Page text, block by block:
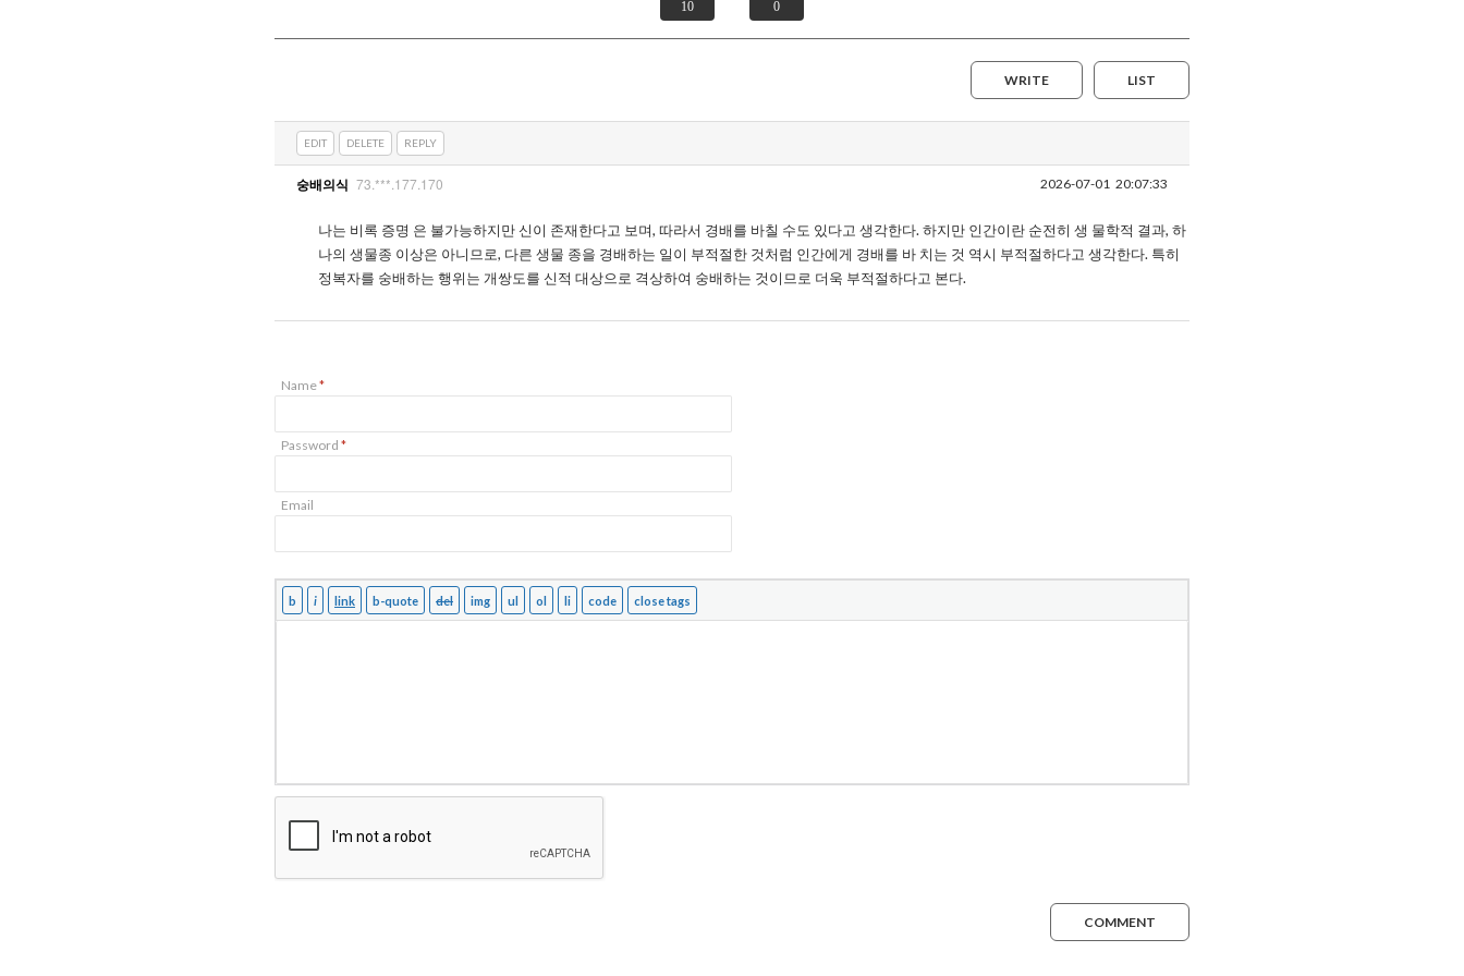
10 0
LIST
WRITE
EDIT DELETE REPLY
숭배의식 73.***.177.170 2026-07-01 20:07:33
나는 비록 증명 은 불가능하지만 신이 존재한다고 보며, 따라서 경배를 바칠 수도 있다고 생각한다. 하지만 인간이란 순전히 생 물학적 결과, 하
나의 생물종 이상은 아니므로, 다른 생물 종을 경배하는 일이 부적절한 것처럼 인간에게 경배를 바 치는 것 역시 부적절하다고 생각한다. 특히
정복자를 숭배하는 행위는 개쌍도를 신적 대상으로 격상하여 숭배하는 것이므로 더욱 부적절하다고 본다.
Name*
Password *
Email
COMMENT